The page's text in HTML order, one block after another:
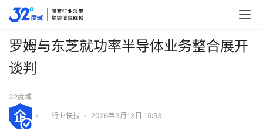
罗姆与东芝就功率半导体业务整合展开
谈判
32度域
• 行业快报 • 2026年3月13日 15:53